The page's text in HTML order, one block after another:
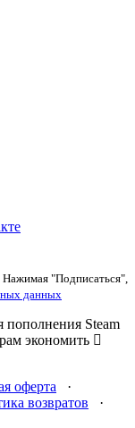
Нажимая "Подписаться",
данных
Steam
экономить
оферта ·
возвратов ·